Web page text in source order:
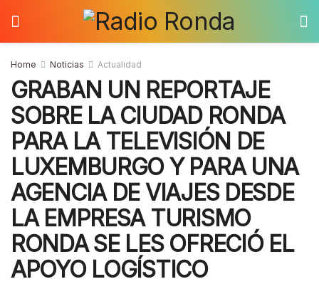
Home Noticias Actualidad
GRABAN UN REPORTAJE
SOBRE LA CIUDAD RONDA
PARA LA TELEVISIÓN DE
LUXEMBURGO Y PARA UNA
AGENCIA DE VIAJES DESDE
LA EMPRESA TURISMO
RONDA SE LES OFRECIÓ EL
APOYO LOGÍSTICO